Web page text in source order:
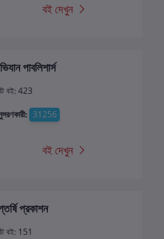
বই দেখুন
পাবলিশার্স
বই: 423
31256
বই দেখুন
প্রকাশন
বই: 151